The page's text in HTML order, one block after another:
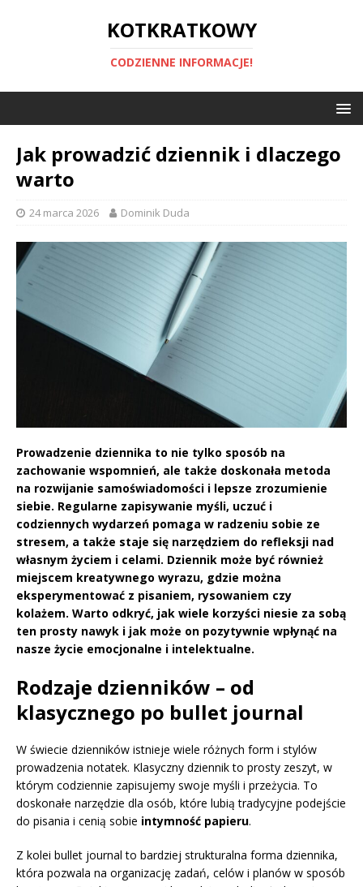
KOTKRATKOWY
CODZIENNE INFORMACJE!
Jak prowadzić dziennik i dlaczego
warto
24 marca 2026 Dominik Duda
Prowadzenie dziennika to nie tylko sposób na
zachowanie wspomnień, ale także doskonała metoda
na rozwijanie samoświadomości i lepsze zrozumienie
siebie. Regularne zapisywanie myśli, uczuć i
codziennych wydarzeń pomaga w radzeniu sobie ze
stresem, a także staje się narzędziem do refleksji nad
własnym życiem i celami. Dziennik może być również
miejscem kreatywnego wyrazu, gdzie można
eksperymentować z pisaniem, rysowaniem czy
kolażem. Warto odkryć, jak wiele korzyści niesie za sobą
ten prosty nawyk i jak może on pozytywnie wpłynąć na
nasze życie emocjonalne i intelektualne.
Rodzaje dzienników – od
klasycznego po bullet journal
W świecie dzienników istnieje wiele różnych form i stylów
prowadzenia notatek. Klasyczny dziennik to prosty zeszyt, w
którym codziennie zapisujemy swoje myśli i przeżycia. To
doskonałe narzędzie dla osób, które lubią tradycyjne podejście
do pisania i cenią sobie intymność papieru.
Z kolei bullet journal to bardziej strukturalna forma dziennika,
która pozwala na organizację zadań, celów i planów w sposób